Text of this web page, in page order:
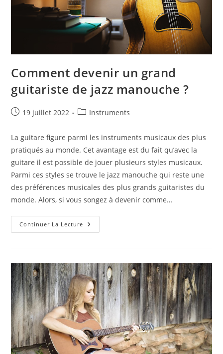
Comment devenir un grand
guitariste de jazz manouche ?
Publication
19 juillet 2022
PostInstruments
La guitare figure parmi les instruments musicaux des plus
pratiqués au monde. Cet avantage est du fait qu’avec la
guitare il est possible de jouer plusieurs styles musicaux.
Parmi ces styles se trouve le jazz manouche qui reste une
des préférences musicales des plus grands guitaristes du
monde. Alors, si vous songez à devenir comme…
Continuer La Lecture Comment
Devenir
Jazz
Manouche
?